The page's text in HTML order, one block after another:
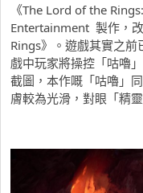
《The Lord of the
Entertainment 製作，
Rings》。遊戲其實之
戲中玩家將操控「咕嚕
截圖，本作嘅「咕嚕」
膚較為光滑，對眼「精